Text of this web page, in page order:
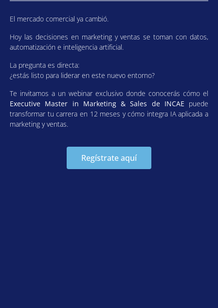
El mercado comercial ya cambió.
Hoy las decisiones en marketing y ventas se toman con datos,
automatización e inteligencia artificial.
La pregunta es directa:
¿estás listo para liderar en este nuevo entorno?
Te invitamos a un webinar exclusivo donde conocerás cómo el
Executive Master in Marketing & Sales de INCAE puede
transformar tu carrera en 12 meses y cómo integra IA aplicada a
marketing y ventas.
Regístrate aquí